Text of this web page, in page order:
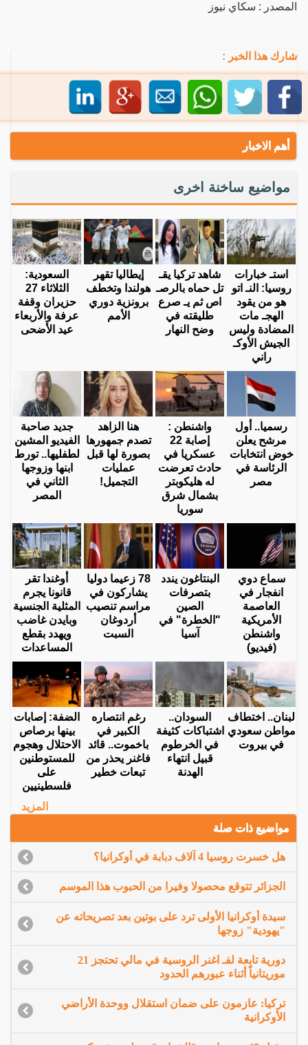
المصدر : سكاي نيوز
شارك هذا الخبر :
أهم الاخبار
مواضيع ساخنة اخرى
استـ خبارات
روسيا: النـ اتو
هو من يقود
الهجـ مات
المضادة وليس
الجيش الأوكـ
راني
شاهد تركيا يقـ
تل حماه بالرصـ
اص ثم يـ صرع
طليقته في
وضح النهار
إيطاليا تقهر
هولندا وتخطف
برونزية دوري
الأمم
السعودية:
الثلاثاء 27
حزيران وقفة
عرفة والأربعاء
عيد الأضحى
رسميا.. أول
مرشح يعلن
خوض انتخابات
الرئاسة في
مصر
واشنطن :
إصابة 22
عسكريا في
حادث تعرضت
له هليكوبتر
بشمال شرق
سوريا
هنا الزاهد
تصدم جمهورها
بصورة لها قبل
عمليات
التجميل!
جديد صاحبة
الفيديو المشين
لطفليها.. تورط
ابنها وزوجها
الثاني في
المصر
سماع دوي
انفجار في
العاصمة
الأمريكية
واشنطن
(فيديو)
البنتاغون يندد
بتصرفات
الصين
"الخطرة" في
آسيا
78 زعيما دوليا
يشاركون في
مراسم تنصيب
أردوغان
السبت
أوغندا تقر
قانونا يجرم
المثلية الجنسية
وبايدن غاضب
ويهدد بقطع
المساعدات
لبنان.. اختطاف
مواطن سعودي
في بيروت
السودان..
اشتباكات كثيفة
في الخرطوم
قبيل انتهاء
الهدنة
رغم انتصاره
الكبير في
باخموت.. قائد
فاغنر يحذر من
تبعات خطير
الضفة: إصابات
بينها برصاص
الاحتلال وهجوم
للمستوطنين
على
فلسطينيين
المزيد
مواضيع ذات صلة
هل خسرت روسيا 4 آلاف دبابة في أوكرانيا؟
الجزائر تتوقع محصولا وفيرا من الحبوب هذا الموسم
سيدة أوكرانيا الأولى ترد على بوتين بعد تصريحاته عن
"يهودية" زوجها
دورية تابعة لفـ اغنر الروسية في مالي تحتجز 21
موريتانياً أثناء عبورهم الحدود
تركيا: عازمون على ضمان استقلال ووحدة الأراضي
الأوكرانية